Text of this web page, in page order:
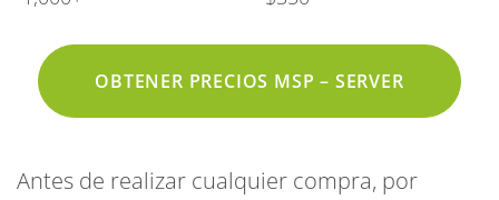
OBTENER PRECIOS MSP – SERVER
Antes de realizar cualquier compra, por